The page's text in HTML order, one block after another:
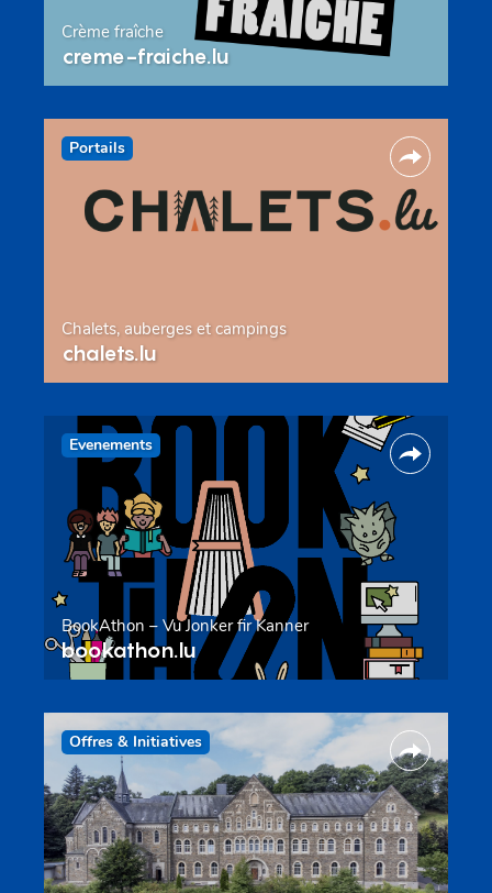
Crème fraîche
creme-fraiche.lu
Portails
Chalets, auberges et campings
chalets.lu
Evenements
BookAthon – Vu Jonker fir Kanner
bookathon.lu
Offres & Initiatives